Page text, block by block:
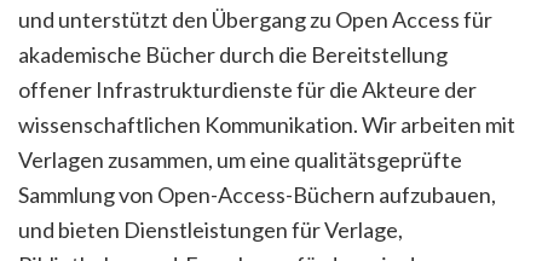
und unterstützt den Übergang zu Open Access für
akademische Bücher durch die Bereitstellung
offener Infrastrukturdienste für die Akteure der
wissenschaftlichen Kommunikation. Wir arbeiten mit
Verlagen zusammen, um eine qualitätsgeprüfte
Sammlung von Open-Access-Büchern aufzubauen,
und bieten Dienstleistungen für Verlage,